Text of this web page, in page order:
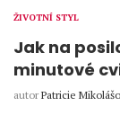
ŽIVOTNÍ STYL
Jak na
minutové
autor Patricie